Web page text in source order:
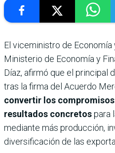
El viceministro de Economía
Ministerio de Economía y
Díaz, afirmó que el principal
tras la firma del Acuerdo
convertir los
resultados concretospara
mediante más producción,
diversificación de las